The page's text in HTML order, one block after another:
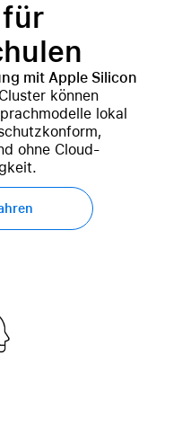
für
mit Apple Silicon
können
lokal
ohne Cloud-